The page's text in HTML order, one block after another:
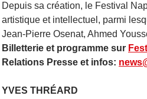
Depuis sa création, le Festival
artistique et intellectuel, parmi
Jean-Pierre Osenat, Ahmed
Billetterie et programme sur
Relations Presse et infos:
YVES THRÉARD